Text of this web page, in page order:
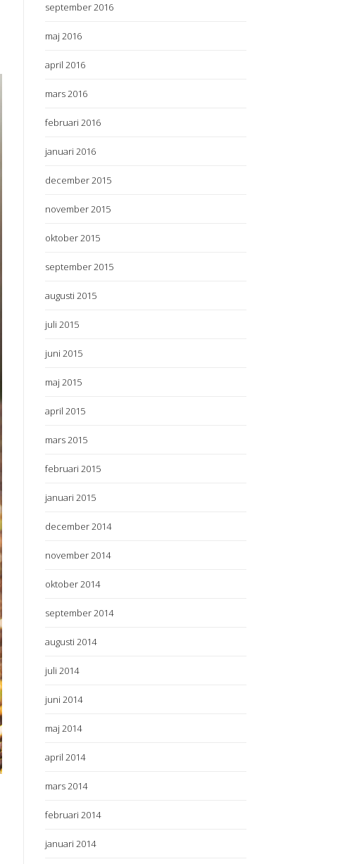
september 2016
maj 2016
april 2016
mars 2016
februari 2016
januari 2016
december 2015
november 2015
oktober 2015
september 2015
augusti 2015
juli 2015
juni 2015
maj 2015
april 2015
mars 2015
februari 2015
januari 2015
december 2014
november 2014
oktober 2014
september 2014
augusti 2014
juli 2014
juni 2014
maj 2014
april 2014
mars 2014
februari 2014
januari 2014